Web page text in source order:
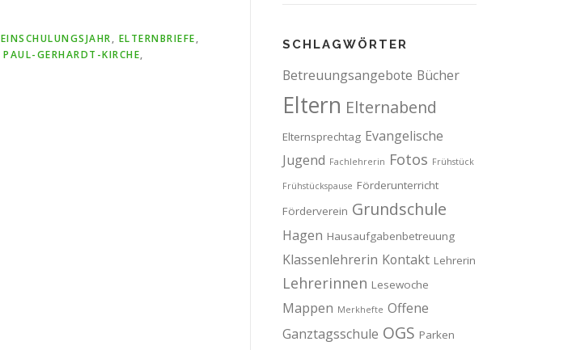
EINSCHULUNGSJAHR, ELTERNBRIEFE,
PAUL-GERHARDT-KIRCHE,
SCHLAGWÖRTER
Betreuungsangebote Bücher
Eltern Elternabend
Elternsprechtag Evangelische
Jugend Fachlehrerin Fotos Frühstück
Frühstückspause Förderunterricht
Förderverein Grundschule
Hagen Hausaufgabenbetreuung
Klassenlehrerin Kontakt Lehrerin
Lehrerinnen Lesewoche
Mappen Merkhefte Offene
Ganztagsschule OGS Parken